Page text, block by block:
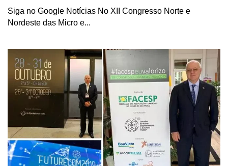
Siga no Google Notícias No XII Congresso Norte e
Nordeste das Micro e...